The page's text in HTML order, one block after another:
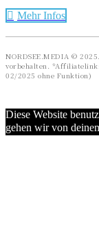
Mehr Infos
NORDSEE.MEDIA ©
vorbehalten.
02/2025 ohne Funktion)
Diese Website
gehen wir von